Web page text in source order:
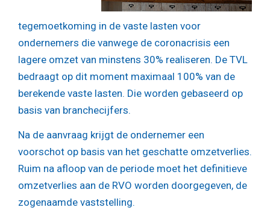
tegemoetkoming in de vaste lasten voor
ondernemers die vanwege de coronacrisis een
lagere omzet van minstens 30% realiseren. De TVL
bedraagt op dit moment maximaal 100% van de
berekende vaste lasten. Die worden gebaseerd op
basis van branchecijfers.
Na de aanvraag krijgt de ondernemer een
voorschot op basis van het geschatte omzetverlies.
Ruim na afloop van de periode moet het definitieve
omzetverlies aan de RVO worden doorgegeven, de
zogenaamde vaststelling.